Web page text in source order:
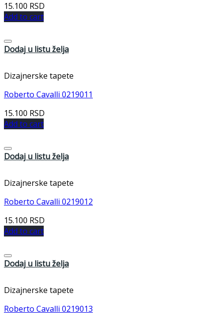
15.100 RSD
Add to cart
Dodaj u listu želja
Dizajnerske tapete
Roberto Cavalli 0219011
15.100 RSD
Add to cart
Dodaj u listu želja
Dizajnerske tapete
Roberto Cavalli 0219012
15.100 RSD
Add to cart
Dodaj u listu želja
Dizajnerske tapete
Roberto Cavalli 0219013